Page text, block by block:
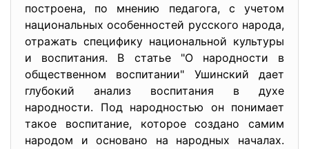
построена, по мнению педагога, с учетом
национальных особенностей русского народа,
отражать специфику национальной культуры
и воспитания. В статье "О народности в
общественном воспитании" Ушинский дает
глубокий анализ воспитания в духе
народности. Под народностью он понимает
такое воспитание, которое создано самим
народом и основано на народных началах.